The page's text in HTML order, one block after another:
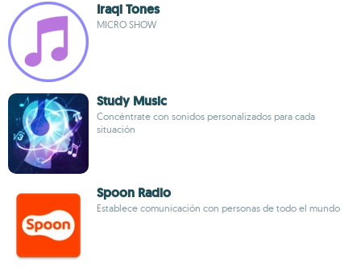
Iraqi Tones
MICRO SHOW
Study Music
Concéntrate con sonidos personalizados para cada
situación
Spoon Radio
Establece comunicación con personas de todo el mundo